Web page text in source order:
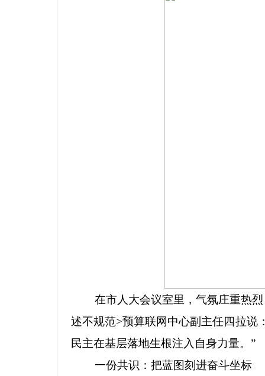
在市人大会议室里，气氛庄重热烈
述不规范>预算联网中心副主任四拉说
民主在基层落地生根注入自身力量。 ”
一份共识：把蓝图刻进奋斗坐标